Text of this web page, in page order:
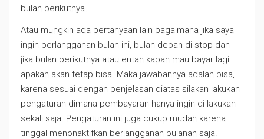
bulan berikutnya.
Atau mungkin ada pertanyaan lain bagaimana jika saya
ingin berlangganan bulan ini, bulan depan di stop dan
jika bulan berikutnya atau entah kapan mau bayar lagi
apakah akan tetap bisa. Maka jawabannya adalah bisa,
karena sesuai dengan penjelasan diatas silakan lakukan
pengaturan dimana pembayaran hanya ingin di lakukan
sekali saja. Pengaturan ini juga cukup mudah karena
tinggal menonaktifkan berlangganan bulanan saja.